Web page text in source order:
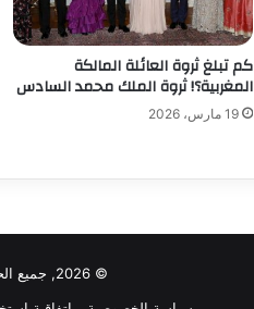
كم تبلغ ثروة العائلة المالكة
المغربية؟! ثروة الملك محمد السادس
19 مارس، 2026
© 2026, جميع الحقوق محفوظة لموقع |